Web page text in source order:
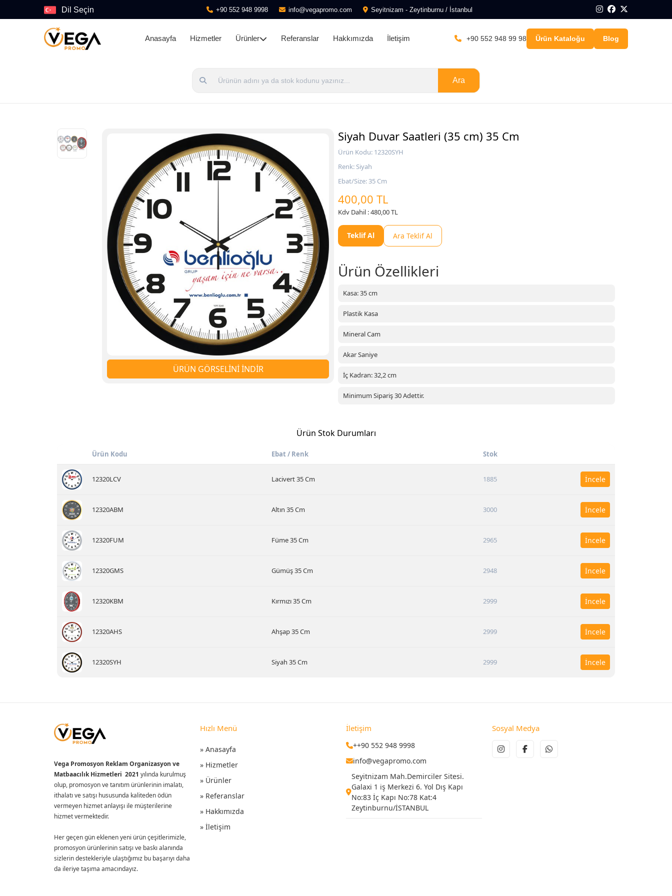
Dil Seçin +90 552 948 9998 info@vegapromo.com Seyitnizam - Zeytinburnu / İstanbul
Anasayfa Hizmetler Ürünler Referanslar Hakkımızda İletişim +90 552 948 99 98 Ürün Kataloğu Blog
Ara
ÜRÜN GÖRSELİNİ İNDİR
Siyah Duvar Saatleri (35 cm) 35 Cm
Ürün Kodu: 12320SYH
Renk: Siyah
Ebat/Size: 35 Cm
400,00 TL
Kdv Dahil : 480,00 TL
Teklif Al Ara Teklif Al
Ürün Özellikleri
Kasa: 35 cm
Plastik Kasa
Mineral Cam
Akar Saniye
İç Kadran: 32,2 cm
Minimum Sipariş 30 Adettir.
Ürün Stok Durumları
Ürün Kodu Ebat / Renk Stok
12320LCV Lacivert 35 Cm 1885 İncele
12320ABM Altın 35 Cm 3000 İncele
12320FUM Füme 35 Cm 2965 İncele
12320GMS Gümüş 35 Cm 2948 İncele
12320KBM Kırmızı 35 Cm 2999 İncele
12320AHS Ahşap 35 Cm 2999 İncele
12320SYH Siyah 35 Cm 2999 İncele
Vega Promosyon Reklam Organizasyon ve
Matbaacılık Hizmetleri 2021 yılında kurulmuş
olup, promosyon ve tanıtım ürünlerinin imalatı,
ithalatı ve satışı hususunda kaliteden ödün
vermeyen hizmet anlayışı ile müşterilerine
hizmet vermektedir.
Her geçen gün eklenen yeni ürün çeşitlerimizle,
promosyon ürünlerinin satışı ve baskı alanında
sizlerin destekleriyle ulaştığımız bu başarıyı daha
da ileriye taşıma amacındayız.
Hızlı Menü
» Anasayfa
» Hizmetler
» Ürünler
» Referanslar
» Hakkımızda
» İletişim
İletişim
++90 552 948 9998
info@vegapromo.com
Seyitnizam Mah.Demirciler Sitesi.
Galaxi 1 iş Merkezi 6. Yol Dış Kapı
No:83 İç Kapı No:78 Kat:4
Zeytinburnu/İSTANBUL
Sosyal Medya